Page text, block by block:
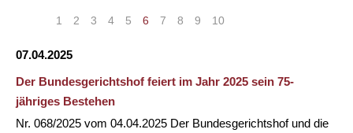
1 2 3 4 5 6 7 8 9 10
07.04.2025
Der Bundesgerichtshof feiert im Jahr 2025 sein 75-
jähriges Bestehen
Nr. 068/2025 vom 04.04.2025 Der Bundesgerichtshof und die